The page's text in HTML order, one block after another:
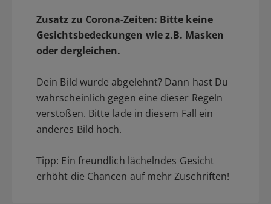
Zusatz zu Corona-Zeiten: Bitte keine
Gesichtsbedeckungen wie z.B. Masken
oder dergleichen.
Dein Bild wurde abgelehnt? Dann hast Du
wahrscheinlich gegen eine dieser Regeln
verstoßen. Bitte lade in diesem Fall ein
anderes Bild hoch.
Tipp: Ein freundlich lächelndes Gesicht
erhöht die Chancen auf mehr Zuschriften!